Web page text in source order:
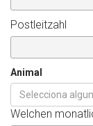
Postleitzahl
Animal
Selecciona
Welchen